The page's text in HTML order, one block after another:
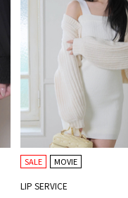
SALE MOVIE
LIP SERVICE